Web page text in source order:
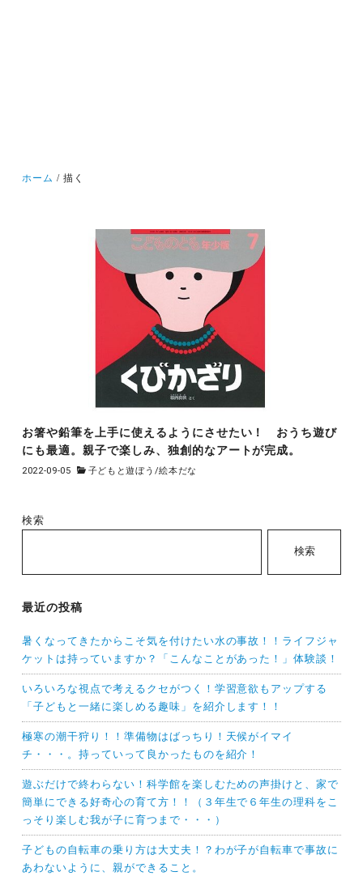
ホーム 描く
お箸や鉛筆を上手に使えるようにさせたい！ おうち遊び
にも最適。親子で楽しみ、独創的なアートが完成。
2022-09-05 子どもと遊ぼう /絵本だな
検索
検索
最近の投稿
暑くなってきたからこそ気を付けたい水の事故！！ライフジャ
ケットは持っていますか？「こんなことがあった！」体験談！
いろいろな視点で考えるクセがつく！学習意欲もアップする
「子どもと一緒に楽しめる趣味」を紹介します！！
極寒の潮干狩り！！準備物はばっちり！天候がイマイ
チ・・・。持っていって良かったものを紹介！
遊ぶだけで終わらない！科学館を楽しむための声掛けと、家で
簡単にできる好奇心の育て方！！（３年生で６年生の理科をこ
っそり楽しむ我が子に育つまで・・・）
子どもの自転車の乗り方は大丈夫！？わが子が自転車で事故に
あわないように、親ができること。